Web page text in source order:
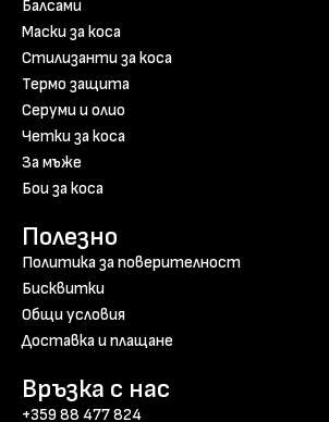
Балсами
Маски за коса
Стилизанти за коса
Термо защита
Серуми и олио
Четки за коса
За мъже
Бои за коса
Полезно
Политика за поверителност
Бисквитки
Общи условия
Доставка и плащане
Връзка с нас
+359 88 477 824